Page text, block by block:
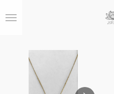
direct